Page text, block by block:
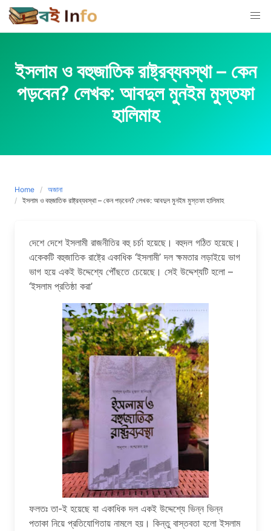
Skip
to
content
ইসলাম ও বহুজাতিক রাষ্ট্রব্যবস্থা – কেন
পড়বেন? লেখক: আবদুল মুনইম মুস্তফা
হালিমাহ
Home
অজানা
ইসলাম ও বহুজাতিক রাষ্ট্রব্যবস্থা – কেন পড়বেন? লেখক: আবদুল মুনইম মুস্তফা হালিমাহ
দেশে দেশে ইসলামী রাজনীতির বহু চর্চা হয়েছে। বহুদল গঠিত হয়েছে।
একেকটি বহুজাতিক রাষ্ট্রে একাধিক ‘ইসলামী’ দল ক্ষমতার লড়াইয়ে ভাগ
ভাগ হয়ে একই উদ্দেশ্যে পৌঁছতে চেয়েছে। সেই উদ্দেশ্যটি হলো –
‘ইসলাম প্রতিষ্ঠা করা’
ফলতঃ তা-ই হয়েছে যা একাধিক দল একই উদ্দেশ্যে ভিন্ন ভিন্ন
পতাকা নিয়ে প্রতিযোগিতায় নামলে হয়। কিন্তু বাস্তবতা হলো ইসলাম